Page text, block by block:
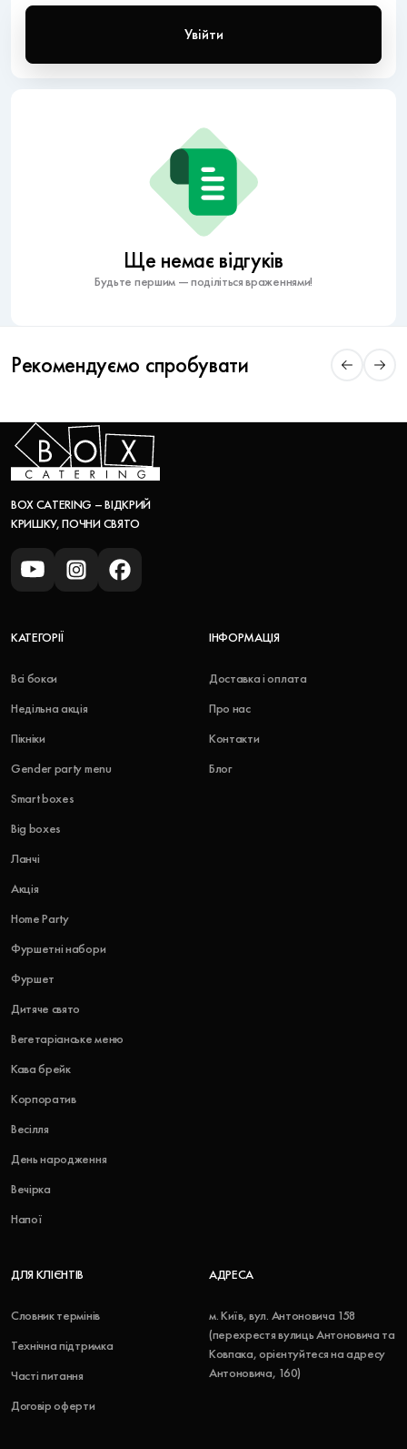
Ще немає відгуків
Будьте першим — поділіться враженнями!
Увійти
Рекомендуємо спробувати
BOX CATERING – ВІДКРИЙ
КРИШКУ, ПОЧНИ СВЯТО
КАТЕГОРІЇ
Всі бокси
Недільна акція
Пікніки
Gender party menu
Smart boxes
Big boxes
Ланчі
Акція
Home Party
Фуршетні набори
Фуршет
Дитяче свято
Вегетаріанське меню
Кава брейк
Корпоратив
Весілля
День народження
Вечірка
Напої
ІНФОРМАЦІЯ
Доставка і оплата
Про нас
Контакти
Блог
ДЛЯ КЛІЄНТІВ
Словник термінів
Технічна підтримка
Часті питання
Договір оферти
АДРЕСА
м. Київ, вул. Антоновича 158
(перехрестя вулиць Антоновича та
Ковпака, орієнтуйтеся на адресу
Антоновича, 160)